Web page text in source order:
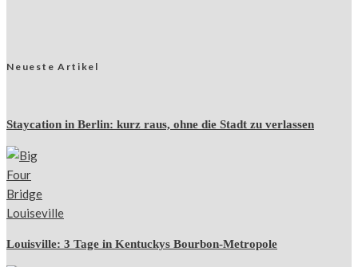
Neueste Artikel
Staycation in Berlin: kurz raus, ohne die Stadt zu verlassen
Louisville: 3 Tage in Kentuckys Bourbon-Metropole